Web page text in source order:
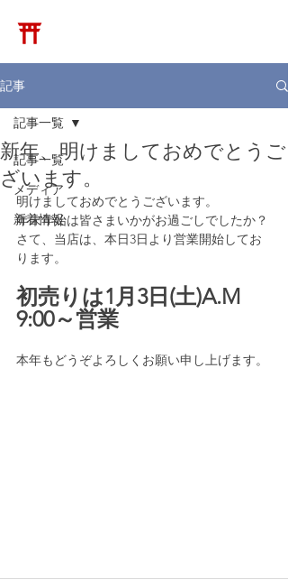
記事
記事一覧
メディア
新着情報
記事一覧
新年、明けましておめでとうご
ざいます。
明けましておめでとうございます。
年末年始は皆さまいかがお過ごしでしたか？
さて、当店は、本日3日より営業開始してお
ります。
初売りは1月3日(土)A.M
9:00～営業
本年もどうぞよろしくお願い申し上げます。